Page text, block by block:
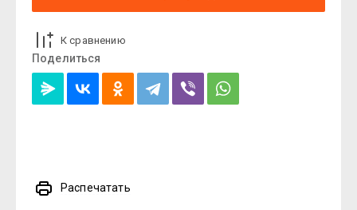
К сравнению
Поделиться
Распечатать